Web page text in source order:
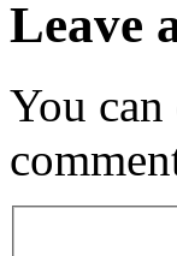
Leave
You